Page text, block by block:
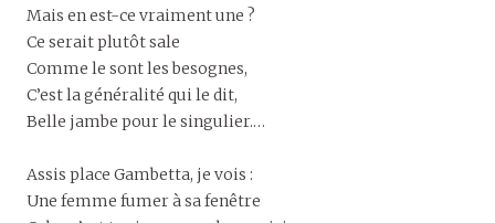
Mais en est-ce vraiment une ?
Ce serait plutôt sale
Comme le sont les besognes,
C’est la généralité qui le dit,
Belle jambe pour le singulier.…
Assis place Gambetta, je vois :
Une femme fumer à sa fenêtre